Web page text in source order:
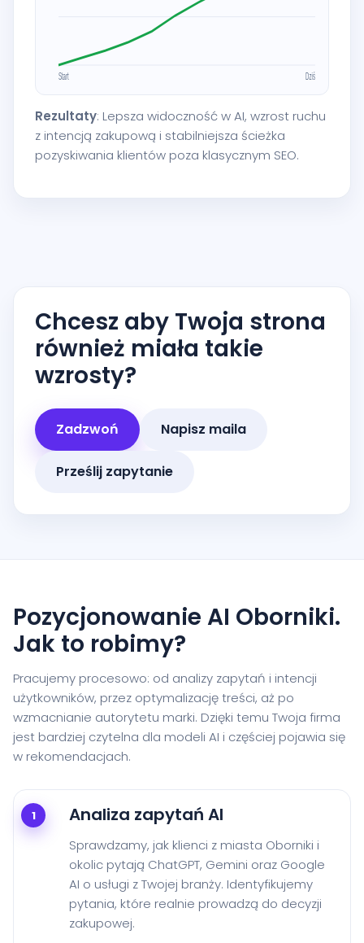
Rezultaty: Lepsza widoczność w AI, wzrost ruchu
z intencją zakupową i stabilniejsza ścieżka
pozyskiwania klientów poza klasycznym SEO.
Chcesz aby Twoja strona
również miała takie
wzrosty?
Zadzwoń Napisz maila
Prześlij zapytanie
Pozycjonowanie AI Oborniki.
Jak to robimy?
Pracujemy procesowo: od analizy zapytań i intencji
użytkowników, przez optymalizację treści, aż po
wzmacnianie autorytetu marki. Dzięki temu Twoja firma
jest bardziej czytelna dla modeli AI i częściej pojawia się
w rekomendacjach.
1 Analiza zapytań AI
Sprawdzamy, jak klienci z miasta Oborniki i
okolic pytają ChatGPT, Gemini oraz Google
AI o usługi z Twojej branży. Identyfikujemy
pytania, które realnie prowadzą do decyzji
zakupowej.